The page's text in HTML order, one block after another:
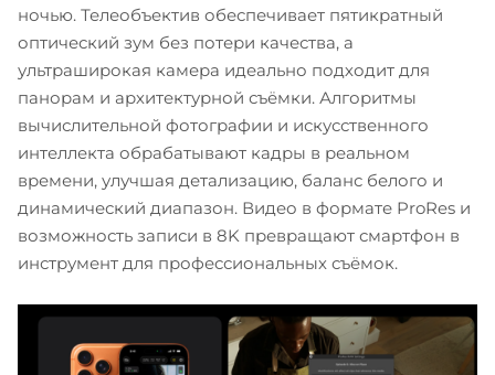
ночью. Телеобъектив обеспечивает пятикратный
оптический зум без потери качества, а
ультраширокая камера идеально подходит для
панорам и архитектурной съёмки. Алгоритмы
вычислительной фотографии и искусственного
интеллекта обрабатывают кадры в реальном
времени, улучшая детализацию, баланс белого и
динамический диапазон. Видео в формате ProRes и
возможность записи в 8K превращают смартфон в
инструмент для профессиональных съёмок.